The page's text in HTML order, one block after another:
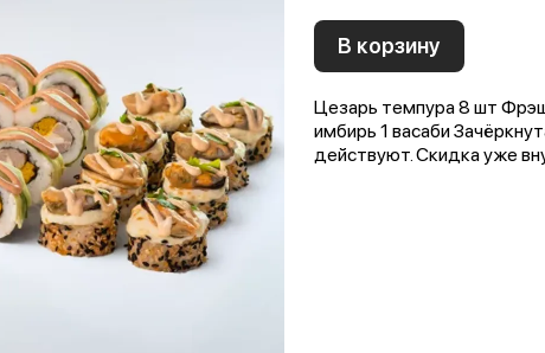
В корзину
Цезарь темпура 8 шт
имбирь 1 васаби
действуют. Скидка уже